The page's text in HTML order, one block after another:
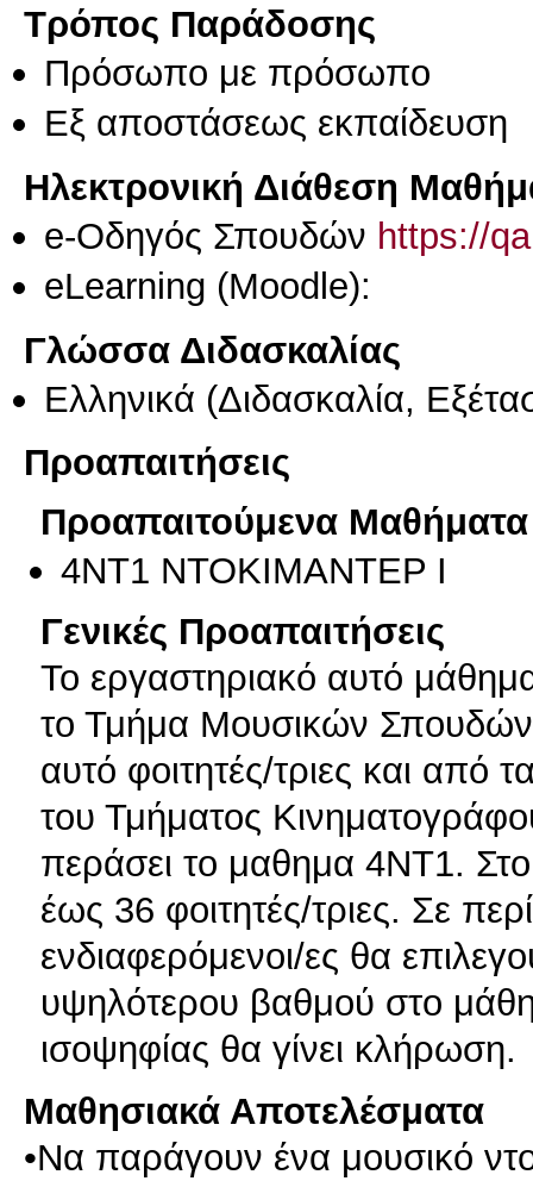
Τρόπος Παράδοσης
Πρόσωπο με πρόσωπο
Eξ απoστάσεως εκπαίδευση
Ηλεκτρονική Διάθεση
e-Οδηγός Σπουδών https://
eLearning (Moodle):
Γλώσσα Διδασκαλίας
Ελληνικά (Διδασκαλία,
Προαπαιτήσεις
Προαπαιτούμενα Μαθήματα
4ΝΤ1 ΝΤΟΚΙΜΑΝΤΕΡ Ι
Γενικές Προαπαιτήσεις
Το εργαστηριακό αυτό μάθημα
το Τμήμα Μουσικών
αυτό φοιτητές/τριες και από
του Τμήματος
περάσει το μαθημα 4ΝΤ1.
έως 36 φοιτητές/τριες. Σε
ενδιαφερόμενοι/ες θα
υψηλότερου βαθμού στο
ισοψηφίας θα γίνει κλήρωση.
Μαθησιακά Αποτελέσματα
•Να παράγουν ένα μουσικό